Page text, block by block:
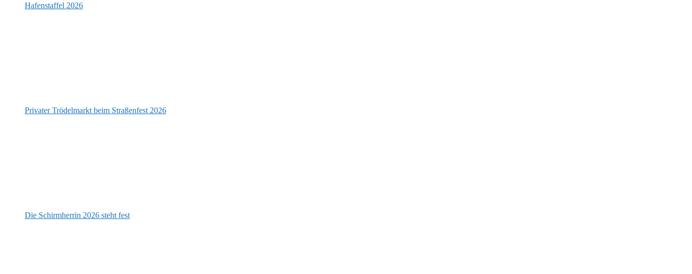
Hafenstaffel 2026
Privater Trödelmarkt beim Straßenfest 2026
Die Schirmherrin 2026 steht fest